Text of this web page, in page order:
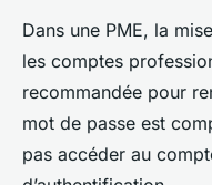
Dans une PME, la
les comptes
recommandée pour
mot de passe est
pas accéder au